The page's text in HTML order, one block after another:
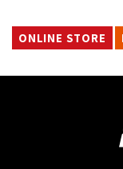
ONLINE STORE